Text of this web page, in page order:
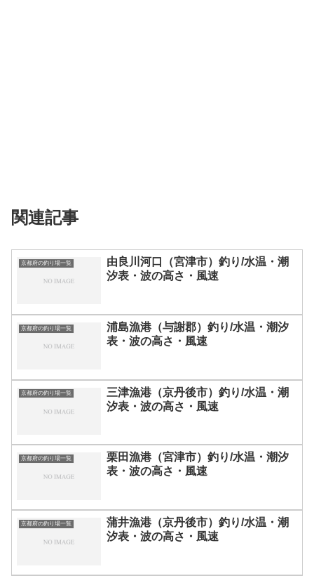
関連記事
京都府の釣り場一覧
由良川河口（宮津市）釣り/水温・潮
汐表・波の高さ・風速
京都府の釣り場一覧
浦島漁港（与謝郡）釣り/水温・潮汐
表・波の高さ・風速
京都府の釣り場一覧
三津漁港（京丹後市）釣り/水温・潮
汐表・波の高さ・風速
京都府の釣り場一覧
栗田漁港（宮津市）釣り/水温・潮汐
表・波の高さ・風速
京都府の釣り場一覧
蒲井漁港（京丹後市）釣り/水温・潮
汐表・波の高さ・風速